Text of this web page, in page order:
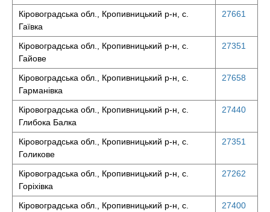
Кіровоградська обл., Кропивницький р-н, с.
Гаївка
27661
Кіровоградська обл., Кропивницький р-н, с.
Гайове
27351
Кіровоградська обл., Кропивницький р-н, с.
Гарманівка
27658
Кіровоградська обл., Кропивницький р-н, с.
Глибока Балка
27440
Кіровоградська обл., Кропивницький р-н, с.
Голикове
27351
Кіровоградська обл., Кропивницький р-н, с.
Горіхівка
27262
Кіровоградська обл., Кропивницький р-н, с.
27400